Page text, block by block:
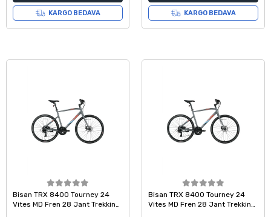
KARGO BEDAVA KARGO BEDAVA
Bisan TRX 8400 Tourney 24
Vites MD Fren 28 Jant Trekking
Bisan TRX 8400 Tourney 24
Vites MD Fren 28 Jant Trekking